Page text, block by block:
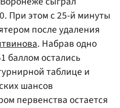
При этом с 25-й минуты
после удаления
. Набрав одно
баллом остались
таблице и
шансов
первенства остается